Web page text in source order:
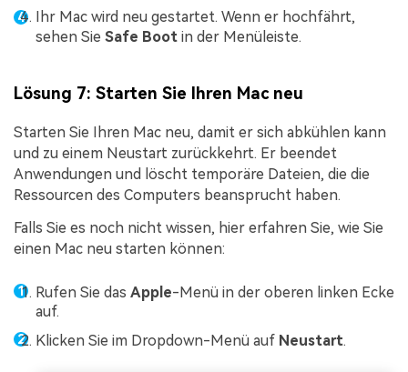
Ihr Mac wird neu gestartet. Wenn er hochfährt,
sehen Sie Safe Boot in der Menüleiste.
Lösung 7: Starten Sie Ihren Mac neu
Starten Sie Ihren Mac neu, damit er sich abkühlen kann
und zu einem Neustart zurückkehrt. Er beendet
Anwendungen und löscht temporäre Dateien, die die
Ressourcen des Computers beansprucht haben.
Falls Sie es noch nicht wissen, hier erfahren Sie, wie Sie
einen Mac neu starten können:
Rufen Sie das Apple-Menü in der oberen linken Ecke
auf.
Klicken Sie im Dropdown-Menü auf Neustart.